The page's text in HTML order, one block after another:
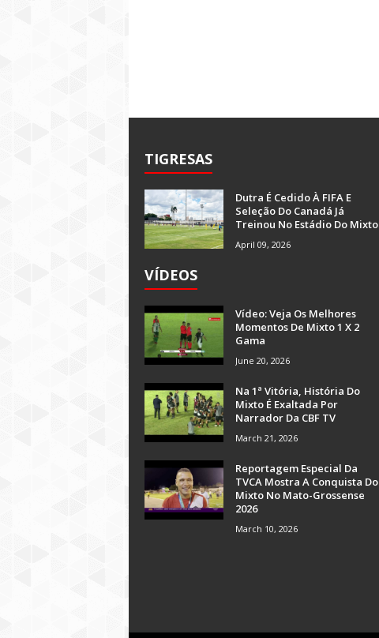
TIGRESAS
Dutra É Cedido À FIFA E
Seleção Do Canadá Já
Treinou No Estádio Do Mixto
April 09, 2026
VÍDEOS
Vídeo: Veja Os Melhores
Momentos De Mixto 1 X 2
Gama
June 20, 2026
Na 1ª Vitória, História Do
Mixto É Exaltada Por
Narrador Da CBF TV
March 21, 2026
Reportagem Especial Da
TVCA Mostra A Conquista Do
Mixto No Mato-Grossense
2026
March 10, 2026